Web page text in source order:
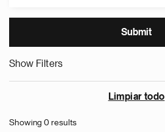
Show Filters
Limpiar todo
Showing 0 results